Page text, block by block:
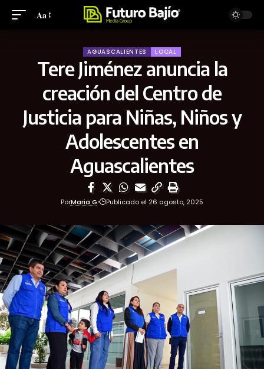
Aa
AGUASCALIENTES LOCAL
Tere Jiménez anuncia la
creación del Centro de
Justicia para Niñas, Niños y
Adolescentes en
Aguascalientes
PorMaria G Publicado el 26 agosto, 2025